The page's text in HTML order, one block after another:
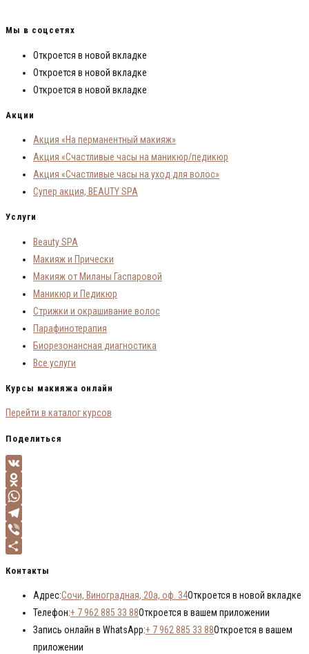
Мы в соцсетях
Откроется в новой вкладке
Откроется в новой вкладке
Откроется в новой вкладке
Акции
Акция «На перманентный макияж»
Акция «Счастливые часы на маникюр/педикюр
Акция «Счастливые часы на уход для волос»
Супер акция, BEAUTY SPA
Услуги
Beauty SPA
Макияж и Прически
Макияж от Миланы Гаспаровой
Маникюр и Педикюр
Стрижки и окрашивание волос
Парафинотерапия
Биорезонансная диагностика
Все услуги
Курсы макияжа онлайн
Перейти в каталог курсов
Поделиться
VK
Odnoklassniki
WhatsApp
Telegram
Viber
Контакты
Адрес:Сочи, Виноградная, 20а, оф. 34Откроется в новой вкладке
Телефон:+ 7 962 885 33 88Откроется в вашем приложении
Запись онлайн в WhatsApp:+ 7 962 885 33 88Откроется в вашем
приложении